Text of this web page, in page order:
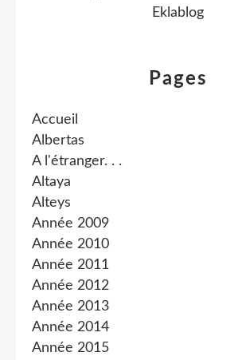
Pages
Accueil
Albertas
A l'étranger. . .
Altaya
Alteys
Année 2009
Année 2010
Année 2011
Année 2012
Année 2013
Année 2014
Année 2015
Eklablog